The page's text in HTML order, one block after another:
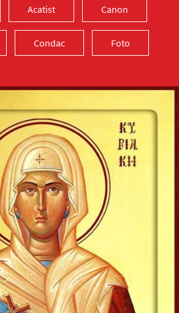
Acatist Canon
Condac Foto